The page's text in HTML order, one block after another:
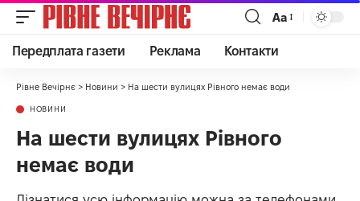
Аа
Передплата газети Реклама Контакти
Рівне Вечірнє > Новини > На шести вулицях Рівного немає води
НОВИНИ
На шести вулицях Рівного
немає води